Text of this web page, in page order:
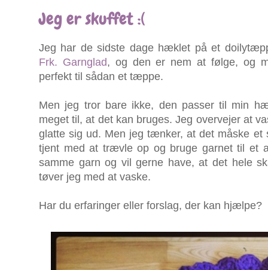
Jeg er skuffet :(
Jeg har de sidste dage hæklet på et
Frk. Garnglad, og den er nem at følge, og
perfekt til sådan et tæppe.
Men jeg tror bare ikke, den passer til min
meget til, at det kan bruges. Jeg overvejer at
glatte sig ud. Men jeg tænker, at det måske et
tjent med at trævle op og bruge garnet til et
samme garn og vil gerne have, at det hele
tøver jeg med at vaske.
Har du erfaringer eller forslag, der kan hjælpe?